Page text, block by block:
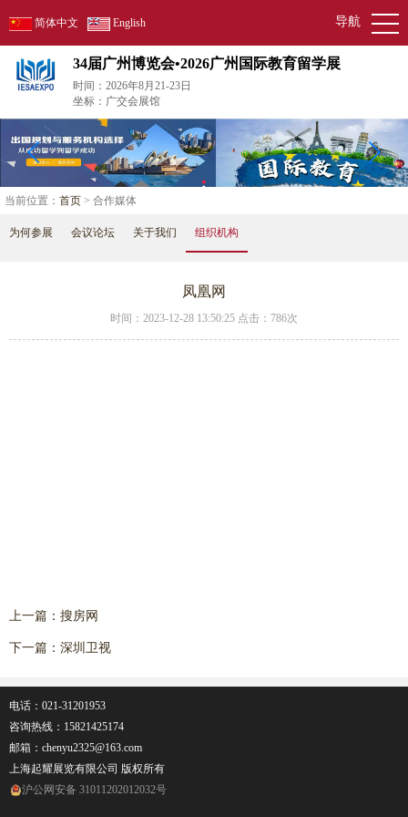
简体中文 English 导航
34届广州博览会•2026广州国际教育留学展
时间：2026年8月21-23日
坐标：广交会展馆
当前位置： 首页 > 合作媒体
为何参展 会议论坛 关于我们 组织机构
凤凰网
时间：2023-12-28 13:50:25 点击： 786次
上一篇： 搜房网
下一篇： 深圳卫视
电话：021-31201953
咨询热线： 15821425174
邮箱：chenyu2325@163.com
上海起耀展览有限公司 版权所有
沪公网安备 31011202012032号